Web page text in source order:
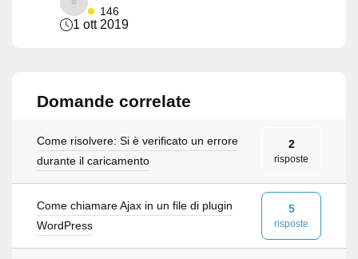
146
1 ott 2019
Domande correlate
Come risolvere: Si è verificato un errore
durante il caricamento
2
risposte
Come chiamare Ajax in un file di plugin
WordPress
5
risposte